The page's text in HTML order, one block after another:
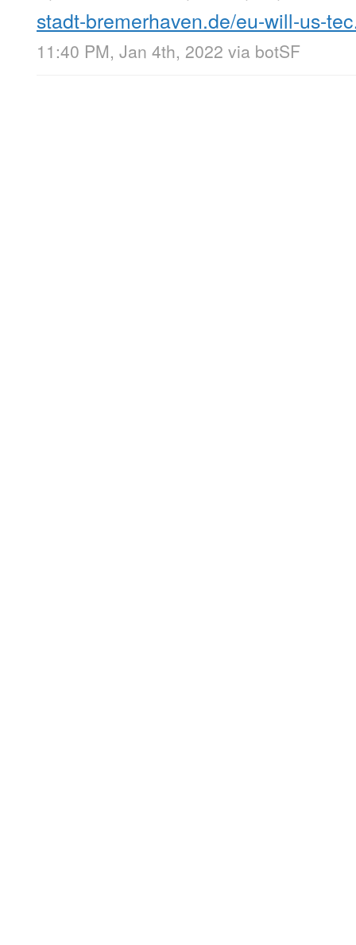
stadt-bremerhaven.de/eu-will-us-
11:40 PM, Jan 4th, 2022 via botSF